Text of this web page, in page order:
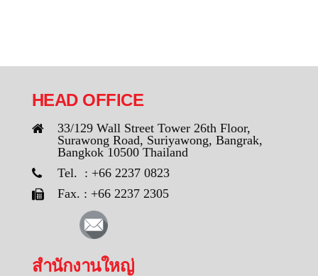
HEAD OFFICE
33/129 Wall Street Tower 26th Floor,
Surawong Road, Suriyawong, Bangrak,
Bangkok 10500 Thailand
Tel. : +66 2237 0823
Fax. : +66 2237 2305
สำนักงานใหญ่